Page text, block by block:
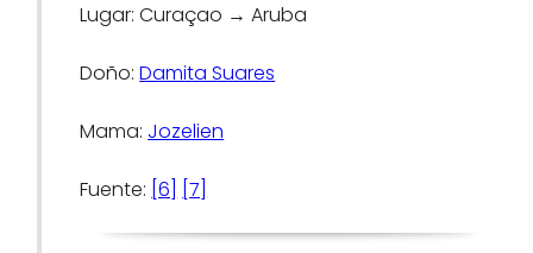
Lugar: Curaçao → Aruba
Doño:Damita Suares
Mama: Jozelien
Fuente: [6] [7]